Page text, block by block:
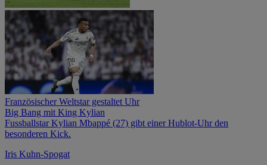
Französischer Weltstar gestaltet Uhr
Big Bang mit King Kylian
Fussballstar Kylian Mbappé (27) gibt einer Hublot-Uhr den
besonderen Kick.
Iris Kuhn-Spogat